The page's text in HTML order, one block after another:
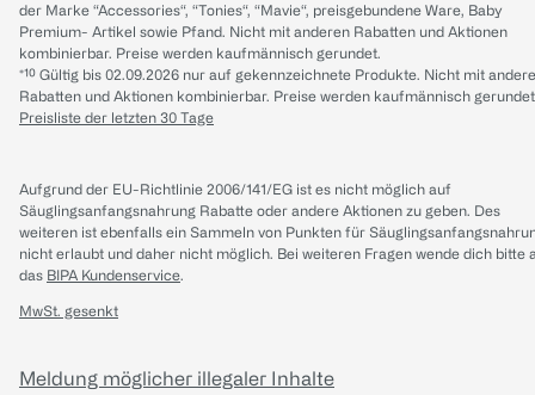
der Marke “Accessories“, “Tonies“, “Mavie“, preisgebundene Ware, Baby
Premium- Artikel sowie Pfand. Nicht mit anderen Rabatten und Aktionen
kombinierbar. Preise werden kaufmännisch gerundet.
*¹⁰ Gültig bis 02.09.2026 nur auf gekennzeichnete Produkte. Nicht mit
Rabatten und Aktionen kombinierbar. Preise werden kaufmännisch
Preisliste der letzten 30 Tage
Aufgrund der EU-Richtlinie 2006/141/EG ist es nicht möglich auf
Säuglingsanfangsnahrung Rabatte oder andere Aktionen zu geben. Des
weiteren ist ebenfalls ein Sammeln von Punkten für
nicht erlaubt und daher nicht möglich. Bei weiteren Fragen wende dich bitte
das BIPA Kundenservice.
MwSt. gesenkt
Meldung möglicher illegaler Inhalte